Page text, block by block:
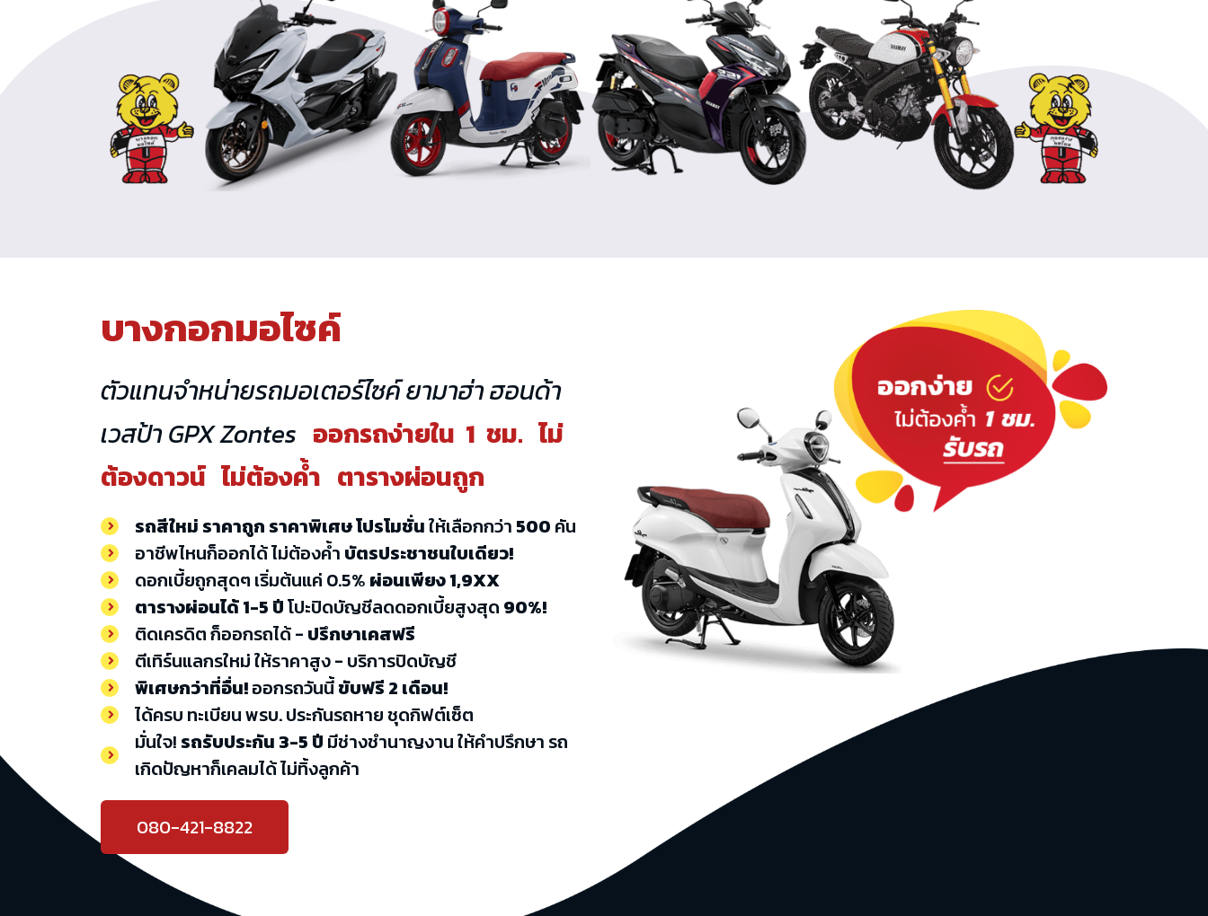
บางกอกมอไซค์
ตัวแทนจำหน่ายรถมอเตอร์ไซค์ ยามาฮ่า ฮอนด้า
เวสป้า GPX Zontes ออกรถง่ายใน 1 ชม. ไม่
ต้องดาวน์ ไม่ต้องค้ำ ตารางผ่อนถูก
รถสีใหม่ ราคาถูก ราคาพิเศษ โปรโมชั่นให้เลือกกว่า 500 คัน
อาชีพไหนก็ออกได้ ไม่ต้องค้ำ บัตรประชาชนใบเดียว!
ดอกเบี้ยถูกสุดๆ เริ่มต้นแค่ 0.5% ผ่อนเพียง 1,9XX
ตารางผ่อนได้ 1-5 ปีโปะปิดบัญชีลดดอกเบี้ยสูงสุด 90%!
ติดเครดิต ก็ออกรถได้ - ปรึกษาเคสฟรี
ตีเทิร์นแลกรใหม่ ให้ราคาสูง - บริการปิดบัญชี
พิเศษกว่าที่อื่น!ออกรถวันนี้ขับฟรี 2 เดือน!
ได้ครบ ทะเบียน พรบ. ประกันรถหาย ชุดกิฟต์เซ็ต
มั่นใจ! รถรับประกัน 3-5 ปี มีช่างชำนาญงาน ให้คำปรึกษา รถ
เกิดปัญหาก็เคลมได้ ไม่ทิ้งลูกค้า
080-421-8822